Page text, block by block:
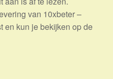
van 10xbeter –
en kun je bekijken op de